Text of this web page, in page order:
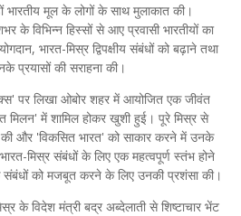
मूल के लोगों के साथ मुलाकात की।
के विभिन्न हिस्सों से आए प्रवासी भारतीयों का
भारत-मिस्र द्विपक्षीय संबंधों को बढ़ाने तथा
प्रयासों की सराहना की।
पर लिखा ओबोर शहर में आयोजित एक जीवंत
मिलन' में शामिल होकर खुशी हुई। पूरे मिस्र से
की और 'विकसित भारत' को साकार करने में उनके
मिस्र संबंधों के लिए एक महत्वपूर्ण स्तंभ होने
को मजबूत करने के लिए उनकी प्रशंसा की।
के विदेश मंत्री बद्र अब्देलाती से शिष्टाचार भेंट